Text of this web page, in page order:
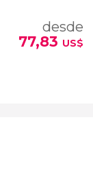
desde
77,83 US$